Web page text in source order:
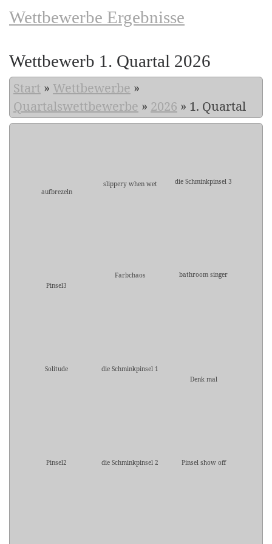
Wettbewerbe Ergebnisse
Wettbewerb 1. Quartal 2026
Start » Wettbewerbe »
Quartalswettbewerbe » 2026 » 1. Quartal
aufbrezeln
slippery when wet die Schminkpinsel 3
Pinsel3
Farbchaos bathroom singer
Solitude
die Schminkpinsel 1
Denk mal
Pinsel2 die Schminkpinsel 2 Pinsel show off